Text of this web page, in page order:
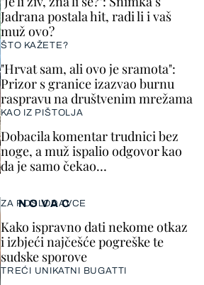
Jadrana postala hit, radi li i vaš
muž ovo?
ŠTO KAŽETE?
"Hrvat sam, ali ovo je sramota":
Prizor s granice izazvao burnu
raspravu na društvenim mrežama
KAO IZ PIŠTOLJA
Dobacila komentar trudnici bez
noge, a muž ispalio odgovor kao
da je samo čekao…
NOVAC
ZA POSLODAVCE
Kako ispravno dati nekome otkaz
i izbjeći najčešće pogreške te
sudske sporove
TREĆI UNIKATNI BUGATTI